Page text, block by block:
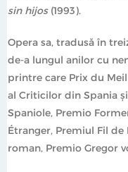
sin hijos(1993).
Opera sa, tradusă în
de-a lungul anilor cu
printre care Prix du
al Criticilor din Spania
Spaniole, Premio
Étranger, Premiul Fil
roman, Premio Gregor